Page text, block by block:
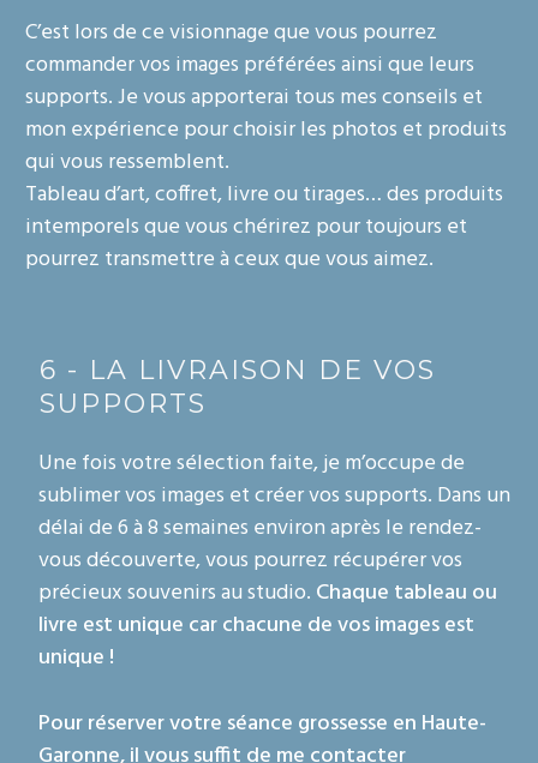
C’est lors de ce visionnage que vous pourrez
commander vos images préférées ainsi que leurs
supports. Je vous apporterai tous mes conseils et
mon expérience pour choisir les photos et produits
qui vous ressemblent.
Tableau d’art, coffret, livre ou tirages… des produits
intemporels que vous chérirez pour toujours et
pourrez transmettre à ceux que vous aimez.
6 - LA LIVRAISON DE VOS
SUPPORTS
Une fois votre sélection faite, je m’occupe de
sublimer vos images et créer vos supports. Dans un
délai de 6 à 8 semaines environ après le rendez-
vous découverte, vous pourrez récupérer vos
précieux souvenirs au studio. Chaque tableau ou
livre est unique car chacune de vos images est
unique !
Pour réserver votre séance grossesse en Haute-
Garonne, il vous suffit de me contacter